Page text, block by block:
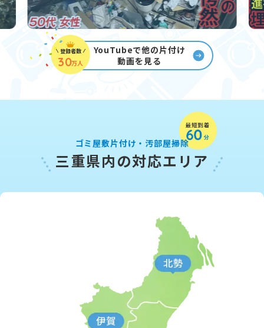
登録者数
30万人
YouTubeで他の片付け
動画を見る
ゴミ屋敷片付け・汚部屋掃除
三重県内の対応エリア